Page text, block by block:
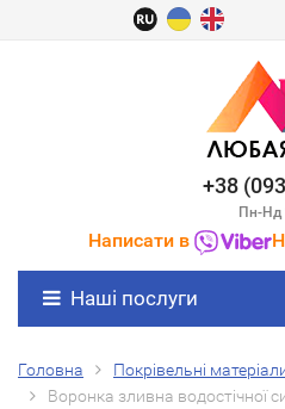
+38
Пн-Нд
Написати в
Наші послуги
Головна Покрівельні
Воронка зливна водостічної